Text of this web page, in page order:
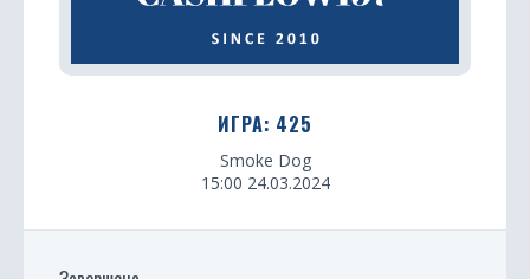
ИГРА: 425
Smoke Dog
15:00 24.03.2024